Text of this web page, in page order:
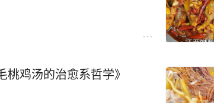
桃鸡汤的治愈系哲学》